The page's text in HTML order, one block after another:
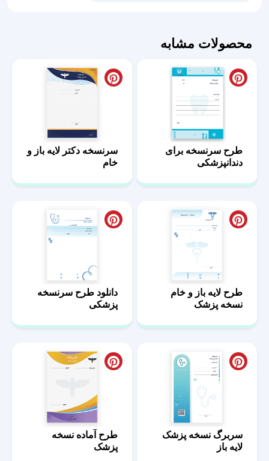
محصولات مشابه
طرح سرنسخه برای
دندانپزشکی
سرنسخه دکتر لایه باز و
خام
طرح لایه باز و خام
نسخه پزشک
دانلود طرح سرنسخه
پزشکی
سربرگ نسخه پزشک
لایه باز
طرح آماده نسخه
پزشک